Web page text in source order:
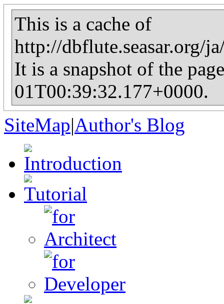
This is a cache of
http://dbflute.seasar.org/
It is a snapshot of the
01T00:39:32.177+0000.
SiteMap|Author's Blog